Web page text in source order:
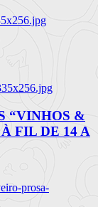
“VINHOS &
FIL DE 14 A
prosa-